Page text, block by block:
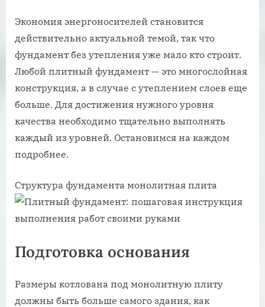
Экономия энергоносителей становится
действительно актуальной темой, так что
фундамент без утепления уже мало кто строит.
Любой плитный фундамент — это многослойная
конструкция, а в случае с утеплением слоев еще
больше. Для достижения нужного уровня
качества необходимо тщательно выполнять
каждый из уровней. Остановимся на каждом
подробнее.
Структура фундамента монолитная плита
Подготовка основания
Размеры котлована под монолитную плиту
должны быть больше самого здания, как